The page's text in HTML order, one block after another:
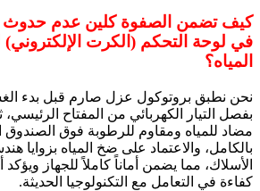
كيف تضمن الصفوة كلين عدم حدوث
في لوحة التحكم (الكرت
المياه؟
نحن نطبق بروتوكول عزل صارم قبل بدء
بفصل التيار الكهربائي من المفتاح
مضاد للمياه ومقاوم للرطوبة فوق الصندوق
بالكامل، والاعتماد على ضخ المياه بزوايا
الأسلاك، مما يضمن أماناً كاملاً للجهاز ويؤكد
كفاءة في التعامل مع التكنولوجيا الحديثة.